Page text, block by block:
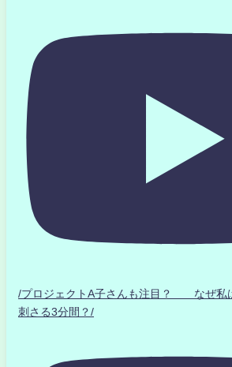
/プロジェクトA子さんも注目？ なぜ私
刺さる3分間？/